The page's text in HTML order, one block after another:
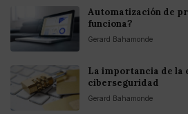
Automatización de
funciona?
Gerard Bahamonde
La importancia de la
ciberseguridad
Gerard Bahamonde